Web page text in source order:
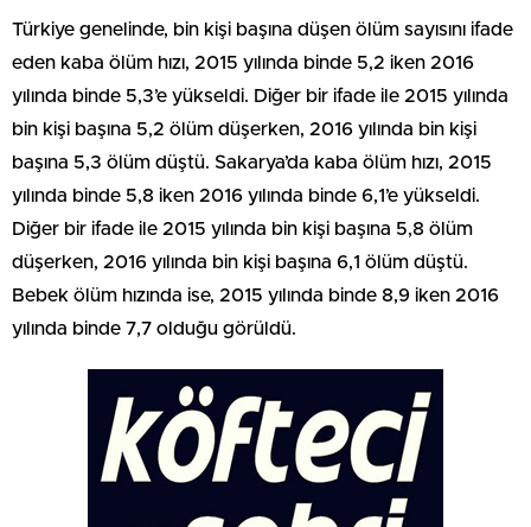
Türkiye genelinde, bin kişi başına düşen ölüm sayısını ifade
eden kaba ölüm hızı, 2015 yılında binde 5,2 iken 2016
yılında binde 5,3’e yükseldi. Diğer bir ifade ile 2015 yılında
bin kişi başına 5,2 ölüm düşerken, 2016 yılında bin kişi
başına 5,3 ölüm düştü. Sakarya’da kaba ölüm hızı, 2015
yılında binde 5,8 iken 2016 yılında binde 6,1’e yükseldi.
Diğer bir ifade ile 2015 yılında bin kişi başına 5,8 ölüm
düşerken, 2016 yılında bin kişi başına 6,1 ölüm düştü.
Bebek ölüm hızında ise, 2015 yılında binde 8,9 iken 2016
yılında binde 7,7 olduğu görüldü.